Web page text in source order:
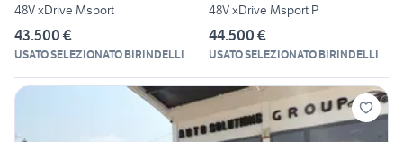
48V xDrive Msport
43.500 €
USATO SELEZIONATO BIRINDELLI
48V xDrive Msport P
44.500 €
USATO SELEZIONATO BIRINDELLI